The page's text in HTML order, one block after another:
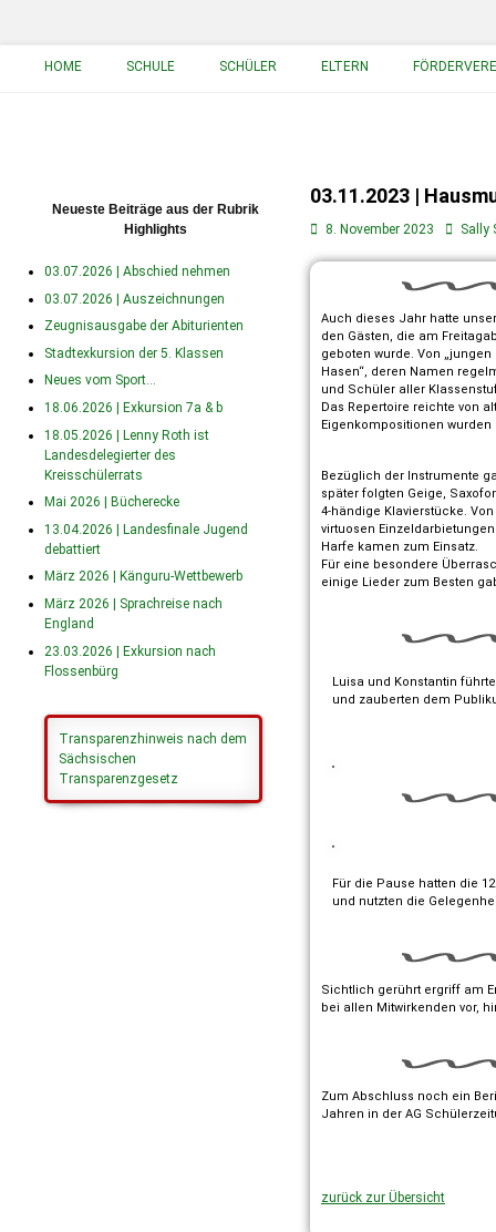
HOME
SCHULE SCHÜLER ELTERN
03.11.2023 |
8. November 2023 Sally
Auch dieses Jahr hatte
den Gästen, die am
geboten wurde. Von
Hasen“, deren Namen
und Schüler aller
Das Repertoire reichte von
Eigenkompositionen wurden
Bezüglich der Instrumente
später folgten Geige,
4-händige Klavierstücke.
virtuosen
Harfe kamen zum Einsatz.
Für eine besondere
einige Lieder zum Besten
Luisa und Konstantin
und zauberten dem
Für die Pause hatten die
und nutzten die
Sichtlich gerührt ergriff am
bei allen Mitwirkenden vor,
Zum Abschluss noch ein
Jahren in der AG
zurück zur Übersicht
Neueste Beiträge aus der Rubrik
Highlights
03.07.2026 | Abschied nehmen
03.07.2026 | Auszeichnungen
Zeugnisausgabe der Abiturienten
Stadtexkursion der 5. Klassen
Neues vom Sport…
18.06.2026 | Exkursion 7a & b
18.05.2026 | Lenny Roth ist
Landesdelegierter des
Kreisschülerrats
Mai 2026 | Bücherecke
13.04.2026 | Landesfinale Jugend
debattiert
März 2026 | Känguru-Wettbewerb
März 2026 | Sprachreise nach
England
23.03.2026 | Exkursion nach
Flossenbürg
Transparenzhinweis nach dem
Sächsischen
Transparenzgesetz